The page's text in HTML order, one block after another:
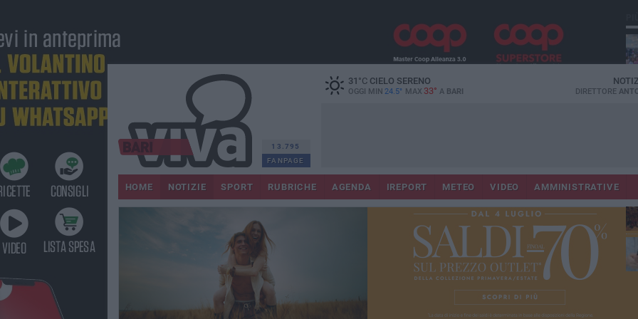
13.795
FANPAGE
31 °CCIELO SERENO
OGGI MIN 24.5° MAX 33° A BARI DIRETTORE
HOME NOTIZIE SPORT RUBRICHE AGENDA IREPORT METEO VIDEO AMMINISTRATIVE